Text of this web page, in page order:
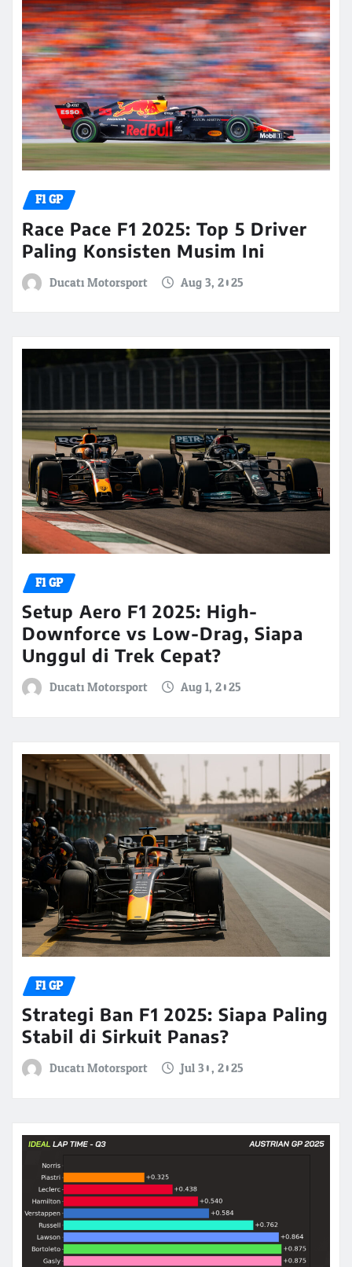
F1 GP
Race Pace F1 2025: Top 5 Driver
Paling Konsisten Musim Ini
Ducati Motorsport Aug 3, 2025
F1 GP
Setup Aero F1 2025: High-
Downforce vs Low-Drag, Siapa
Unggul di Trek Cepat?
Ducati Motorsport Aug 1, 2025
F1 GP
Strategi Ban F1 2025: Siapa Paling
Stabil di Sirkuit Panas?
Ducati Motorsport Jul 30, 2025